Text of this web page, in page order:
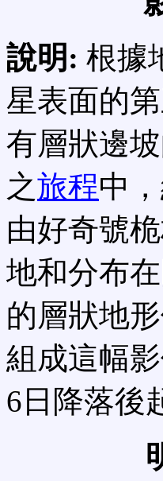
說明: 根據
星表面的
有層狀邊
之旅程中
由好奇號
地和分布
的層狀地
組成這幅
6日降落後